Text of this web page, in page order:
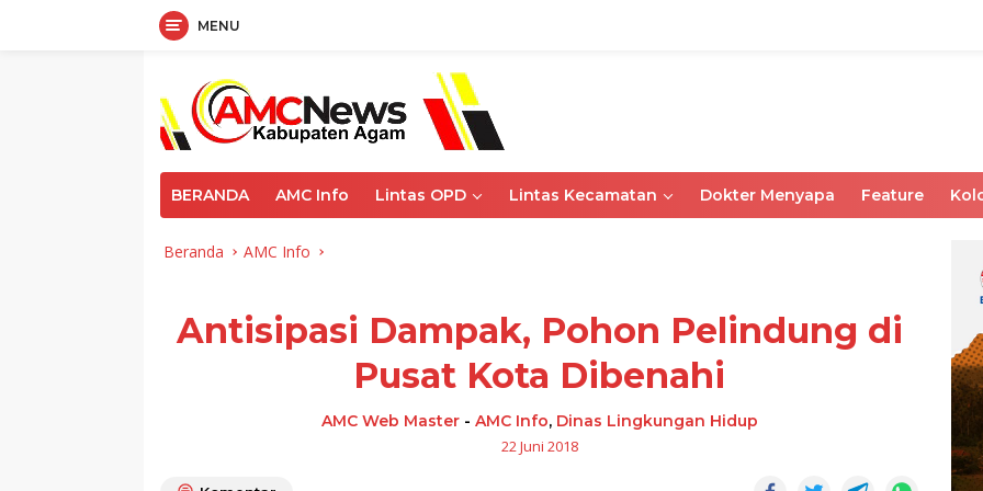
MENU
BERANDA AMC Info Lintas OPD Lintas Kecamatan Dokter Menyapa Feature
Beranda AMC Info
Antisipasi Dampak, Pohon Pelindung di
Pusat Kota Dibenahi
AMC Web Master- AMC Info, Dinas Lingkungan Hidup
22 Juni 2018